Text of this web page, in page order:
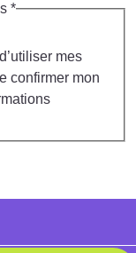
*
mes
confirmer mon